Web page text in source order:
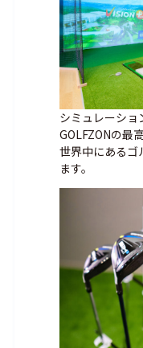
シミュレーショ
GOLFZONの最
世界中にあるゴ
ます。